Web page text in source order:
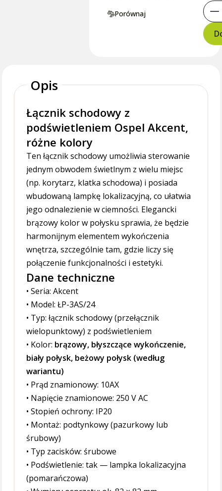
Porównaj
Opis
Łącznik schodowy z
podświetleniem Ospel Akcent,
różne kolory
Ten łącznik schodowy umożliwia sterowanie
jednym obwodem świetlnym z wielu miejsc
(np. korytarz, klatka schodowa) i posiada
wbudowaną lampkę lokalizacyjną, co ułatwia
jego odnalezienie w ciemności. Elegancki
brązowy kolor w połysku sprawia, że będzie
harmonijnym elementem wykończenia
wnętrza, szczególnie tam, gdzie liczy się
połączenie funkcjonalności i estetyki.
Dane techniczne
• Seria: Akcent
• Model: ŁP-3AS/24
• Typ: łącznik schodowy (przełącznik
wielopunktowy) z podświetleniem
• Kolor: brązowy, błyszczące wykończenie,
biały połysk, beżowy połysk (według
wariantu)
• Prąd znamionowy: 10AX
• Napięcie znamionowe: 250 V AC
• Stopień ochrony: IP20
• Montaż: podtynkowy (pazurkowy lub
śrubowy)
• Typ zacisków: śrubowe
• Podświetlenie: tak — lampka lokalizacyjna
(pomarańczowa)